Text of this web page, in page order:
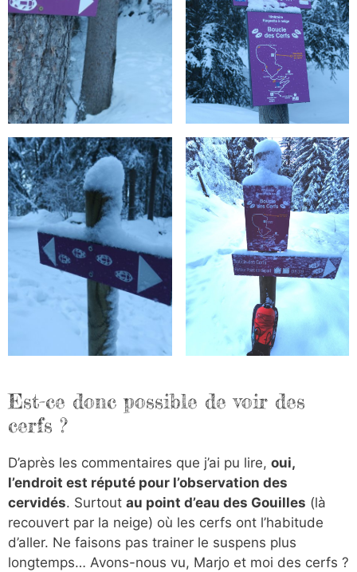
Est-ce donc possible de voir des
cerfs ?
D’après les commentaires que j’ai pu lire, oui,
l’endroit est réputé pour l’observation des
cervidés. Surtout au point d’eau des Gouilles (là
recouvert par la neige) où les cerfs ont l’habitude
d’aller. Ne faisons pas trainer le suspens plus
longtemps… Avons-nous vu, Marjo et moi des cerfs ?